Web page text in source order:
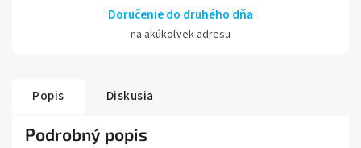
Doručenie do druhého dňa
na akúkoľvek adresu
Popis Diskusia
Podrobný popis